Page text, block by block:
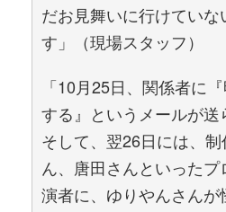
だお見舞いに行けてい
す」（現場スタッフ）
「10月25日、関係者に
する』というメールが送
そして、翌26日には、
ん、唐田さんといった
演者に、ゆりやんさんが